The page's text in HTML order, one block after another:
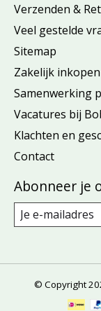
Verzenden &
Veel gestelde
Sitemap
Zakelijk inkopen
Samenwerking
Vacatures bij
Klachten en
Contact
Abonneer je
© Copyright